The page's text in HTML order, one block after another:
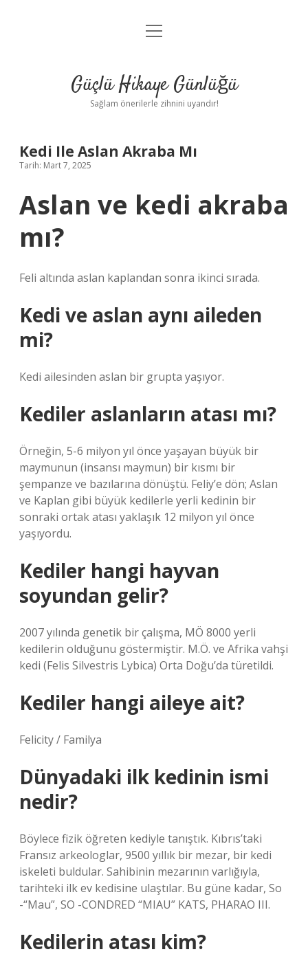
Anasayfa
Yasal Uyarı
menüyü
Güçlü Hikaye Günlüğü
Sağlam önerilerle zihnini uyandır!
Kedi Ile Aslan Akraba Mı
Tarih: Mart 7, 2025
Aslan ve kedi akraba
mı?
Feli altında aslan kaplandan sonra ikinci sırada.
Kedi ve aslan aynı aileden
mi?
Kedi ailesinden aslan bir grupta yaşıyor.
Kediler aslanların atası mı?
Örneğin, 5-6 milyon yıl önce yaşayan büyük bir
maymunun (insansı maymun) bir kısmı bir
şempanze ve bazılarına dönüştü. Feliy’e dön; Aslan
ve Kaplan gibi büyük kedilerle yerli kedinin bir
sonraki ortak atası yaklaşık 12 milyon yıl önce
yaşıyordu.
Kediler hangi hayvan
soyundan gelir?
2007 yılında genetik bir çalışma, MÖ 8000 yerli
kedilerin olduğunu göstermiştir. M.Ö. ve Afrika vahşi
kedi (Felis Silvestris Lybica) Orta Doğu’da türetildi.
Kediler hangi aileye ait?
Felicity / Familya
Dünyadaki ilk kedinin ismi
nedir?
Böylece fizik öğreten kediyle tanıştık. Kıbrıs’taki
Fransız arkeologlar, 9500 yıllık bir mezar, bir kedi
iskeleti buldular. Sahibinin mezarının varlığıyla,
tarihteki ilk ev kedisine ulaştılar. Bu güne kadar, So
-“Mau”, SO -CONDRED “MIAU” KATS, PHARAO III.
Kedilerin atası kim?